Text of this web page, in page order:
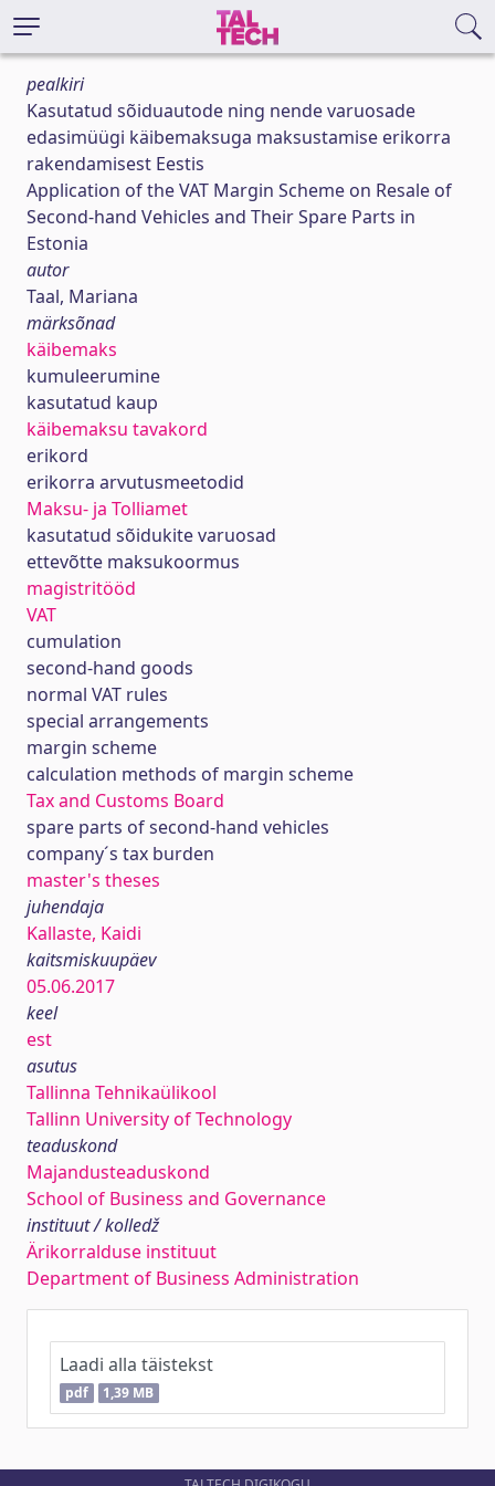
pealkiri
Kasutatud sõiduautode ning nende varuosade
edasimüügi käibemaksuga maksustamise erikorra
rakendamisest Eestis
Application of the VAT Margin Scheme on Resale of
Second-hand Vehicles and Their Spare Parts in
Estonia
autor
Taal, Mariana
märksõnad
käibemaks
kumuleerumine
kasutatud kaup
käibemaksu tavakord
erikord
erikorra arvutusmeetodid
Maksu- ja Tolliamet
kasutatud sõidukite varuosad
ettevõtte maksukoormus
magistritööd
VAT
cumulation
second-hand goods
normal VAT rules
special arrangements
margin scheme
calculation methods of margin scheme
Tax and Customs Board
spare parts of second-hand vehicles
company´s tax burden
master's theses
juhendaja
Kallaste, Kaidi
kaitsmiskuupäev
05.06.2017
keel
est
asutus
Tallinna Tehnikaülikool
Tallinn University of Technology
teaduskond
Majandusteaduskond
School of Business and Governance
instituut / kolledž
Ärikorralduse instituut
Department of Business Administration
Laadi alla täistekst
pdf 1,39 MB